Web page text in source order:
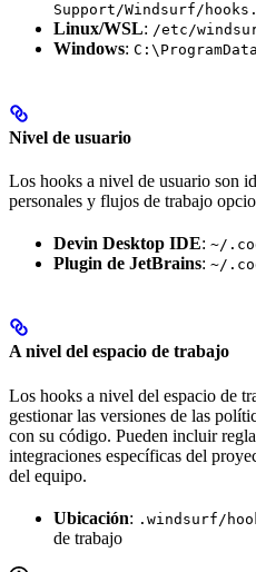
Support/Windsurf/
Linux/WSL: /etc/
Windows:
Nivel de usuario
Los hooks a nivel de usuario son
personales y flujos de trabajo
Devin Desktop IDE: ~/
Plugin de JetBrains: ~/
A nivel del espacio de trabajo
Los hooks a nivel del espacio de
gestionar las versiones de las
con su código. Pueden incluir
integraciones específicas del
del equipo.
Ubicación: .windsurf/
de trabajo